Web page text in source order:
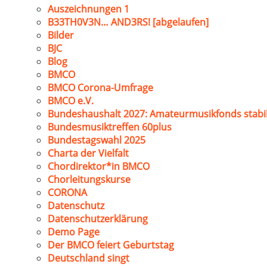
Auszeichnungen 1
B33TH0V3N… AND3RS! [abgelaufen]
Bilder
BJC
Blog
BMCO
BMCO Corona-Umfrage
BMCO e.V.
Bundeshaushalt 2027: Amateurmusikfonds
Bundesmusiktreffen 60plus
Bundestagswahl 2025
Charta der Vielfalt
Chordirektor*in BMCO
Chorleitungskurse
CORONA
Datenschutz
Datenschutzerklärung
Demo Page
Der BMCO feiert Geburtstag
Deutschland singt